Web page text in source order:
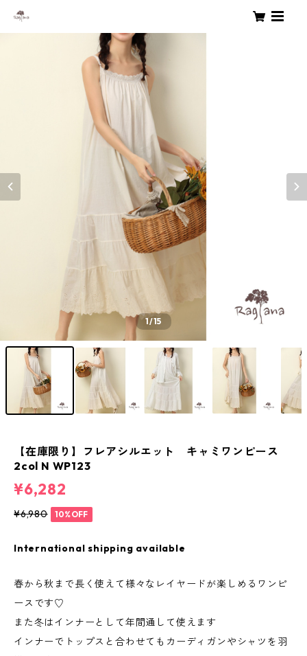
1/15
【在庫限り】フレアシルエット キャミワンピース
2col N WP123
¥6,282
¥6,980 10%OFF
International shipping available
春から秋まで長く使えて様々なレイヤードが楽しめるワンピ
ースです♡
また冬はインナーとして年間通して使えます
インナーでトップスと合わせてもカーディガンやシャツを羽